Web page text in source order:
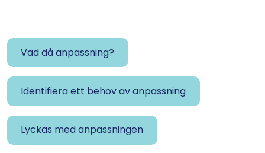
Vad då anpassning?
Identifiera ett behov av anpassning
Lyckas med anpassningen